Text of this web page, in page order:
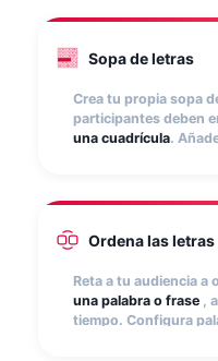
entretenimiento o
A R T E K M
P A L A B N
O L I B R O
S O P A F C
T E N I L D
M X Q W Z V Sopa de letras
Crea tu propia sopa
participantes deben
una cuadrícula.
Ordena las letras
Reta a tu audiencia a
una palabra o frase ,
tiempo. Configura